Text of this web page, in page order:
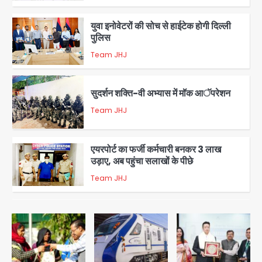
3
युवा इनोवेटरों की सोच से हाईटेक होगी दिल्ली
पुलिस
Team JHJ
4
सुदर्शन शक्ति-वी अभ्यास में मॉक आॅपरेशन
Team JHJ
5
एयरपोर्ट का फर्जी कर्मचारी बनकर 3 लाख
उड़ाए, अब पहुंचा सलाखों के पीछे
Team JHJ
1
Noida Sector-49: सेक्टर-49 में 18
साल की मेड ने की खुदकुशी, शरीर पर नहीं मिली
कोई बाहरी
Avinash Kumar